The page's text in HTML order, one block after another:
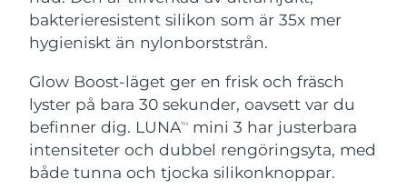
bakterieresistent silikon som är 35x mer
hygieniskt än nylonborststrån.
Glow Boost-läget ger en frisk och fräsch
lyster på bara 30 sekunder, oavsett var du
befinner dig. LUNATM
mini 3 har justerbara
intensiteter och dubbel rengöringsyta, med
både tunna och tjocka silikonknoppar.
LUNA™ 4 Plus
Massage, LED heating
LUNA™ 4 Men
For men, anti-aging massage
BEAR™ 2 go
Microcurrent toning on-the-go
BEAR™ 2 eyes & lips
Microcurrent line smoothing device
UFO™ 3-paket
Deep facial hydration
UFO™ 3 LED
Near-infrared and red light therapy
device
issa™ 4
Hybrid silicone sonic toothbrush
issa™ 4 plus
Smart hybrid silicone sonic toothbrush
FAQ™ ANTI-AGING-BEHANDLING
Anti-aging LED-behandlingar
NEW
Brunei Förväntad leverans
Bulgarien Förväntad leverans8/11/26
Kanada Förväntad leverans8/15/26
Chile Förväntad leverans